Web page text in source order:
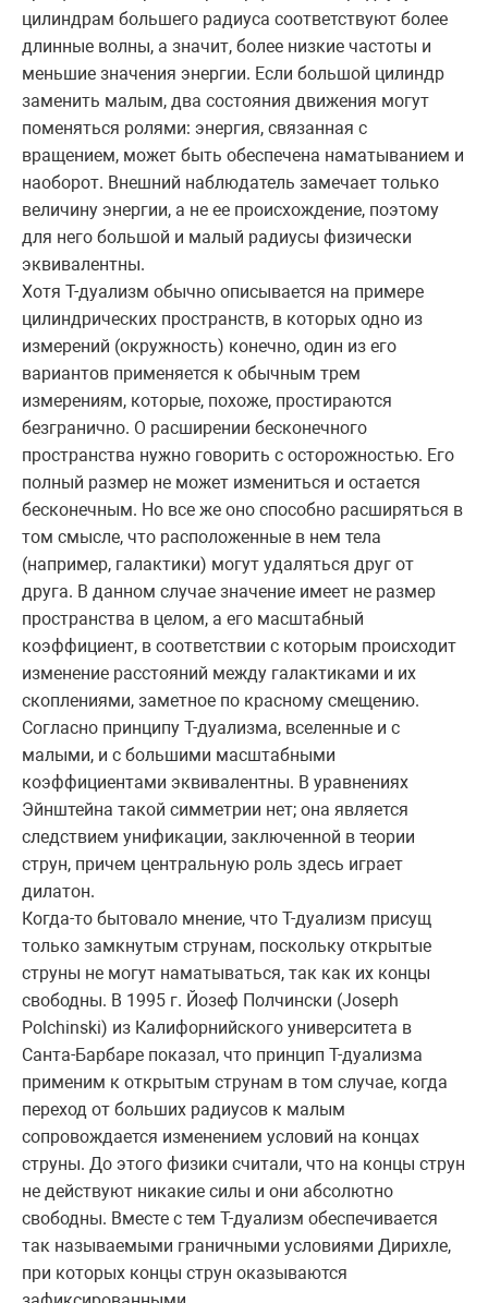
цилиндрам большего радиуса соответствуют более
длинные волны, а значит, более низкие частоты и
меньшие значения энергии. Если большой цилиндр
заменить малым, два состояния движения могут
поменяться ролями: энергия, связанная с
вращением, может быть обеспечена наматыванием и
наоборот. Внешний наблюдатель замечает только
величину энергии, а не ее происхождение, поэтому
для него большой и малый радиусы физически
эквивалентны.
Хотя T-дуализм обычно описывается на примере
цилиндрических пространств, в которых одно из
измерений (окружность) конечно, один из его
вариантов применяется к обычным трем
измерениям, которые, похоже, простираются
безгранично. О расширении бесконечного
пространства нужно говорить с осторожностью. Его
полный размер не может измениться и остается
бесконечным. Но все же оно способно расширяться в
том смысле, что расположенные в нем тела
(например, галактики) могут удаляться друг от
друга. В данном случае значение имеет не размер
пространства в целом, а его масштабный
коэффициент, в соответствии с которым происходит
изменение расстояний между галактиками и их
скоплениями, заметное по красному смещению.
Согласно принципу T-дуализма, вселенные и с
малыми, и с большими масштабными
коэффициентами эквивалентны. В уравнениях
Эйнштейна такой симметрии нет; она является
следствием унификации, заключенной в теории
струн, причем центральную роль здесь играет
дилатон.
Когда-то бытовало мнение, что T-дуализм присущ
только замкнутым струнам, поскольку открытые
струны не могут наматываться, так как их концы
свободны. В 1995 г. Йозеф Полчински (Joseph
Polchinski) из Калифорнийского университета в
Санта-Барбаре показал, что принцип T-дуализма
применим к открытым струнам в том случае, когда
переход от больших радиусов к малым
сопровождается изменением условий на концах
струны. До этого физики считали, что на концы струн
не действуют никакие силы и они абсолютно
свободны. Вместе с тем T-дуализм обеспечивается
так называемыми граничными условиями Дирихле,
при которых концы струн оказываются